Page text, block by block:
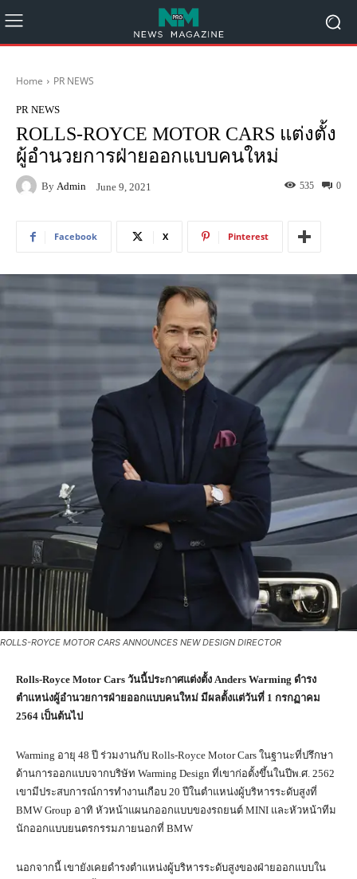
Home PR NEWS
PR NEWS
ROLLS-ROYCE MOTOR CARS แต่งตั้ง
ผู้อำนวยการฝ่ายออกแบบคนใหม่
By Admin June 9, 2021 0
535
Facebook X Pinterest
ROLLS-ROYCE MOTOR CARS ANNOUNCES NEW DESIGN DIRECTOR
Rolls-Royce Motor Cars วันนี้ประกาศแต่งตั้ง Anders Warming ดำรง
ตำแหน่งผู้อำนวยการฝ่ายออกแบบคนใหม่ มีผลตั้งแต่วันที่ 1 กรกฏาคม
2564 เป็นต้นไป
Warming อายุ 48 ปี ร่วมงานกับ Rolls-Royce Motor Cars ในฐานะที่ปรึกษา
ด้านการออกแบบจากบริษัท Warming Design ที่เขาก่อตั้งขึ้นในปีพ.ศ. 2562
เขามีประสบการณ์การทำงานเกือบ 20 ปีในตำแหน่งผู้บริหารระดับสูงที่
BMW Group อาทิ หัวหน้าแผนกออกแบบของรถยนต์ MINI และหัวหน้าทีม
นักออกแบบยนตรกรรมภายนอกที่ BMW
นอกจากนี้ เขายังเคยดำรงตำแหน่งผู้บริหารระดับสูงของฝ่ายออกแบบใน